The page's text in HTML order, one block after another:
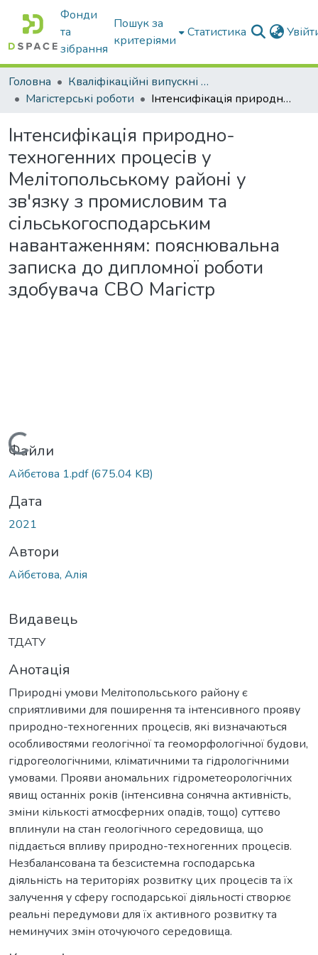
Фонди
та
зібрання
Пошук за
критеріями
Статистика
Головна
Кваліфікаційні випускні роботи бакалаврів і магістрів
Магістерські роботи
Інтенсифікація природно-техногенних процесів у Мелітопольському районі у зв'язку з промисловим та сільськогосподарським навантаженням: пояснювальна записка до дипломної роботи здобувача СВО Магістр
Інтенсифікація природно-
техногенних процесів у
Мелітопольському районі у
зв'язку з промисловим та
сільськогосподарським
навантаженням: пояснювальна
записка до дипломної роботи
здобувача СВО Магістр
Вантажиться...
Файли
Айбєтова 1.pdf(675.04 KB)
Дата
2021
Автори
Айбєтова, Алія
Видавець
ТДАТУ
Анотація
Природні умови Мелітопольського району є
сприятливими для поширення та інтенсивного прояву
природно-техногенних процесів, які визначаються
особливостями геологічної та геоморфологічної будови,
гідрогеологічними, кліматичними та гідрологічними
умовами. Прояви аномальних гідрометеорологічних
явищ останніх років (інтенсивна сонячна активність,
зміни кількості атмосферних опадів, тощо) суттєво
вплинули на стан геологічного середовища, що
піддається впливу природно-техногенних процесів.
Незбалансована та безсистемна господарська
діяльність на територіях розвитку цих процесів та їх
залучення у сферу господарської діяльності створює
реальні передумови для їх активного розвитку та
неминучих змін оточуючого середовища.